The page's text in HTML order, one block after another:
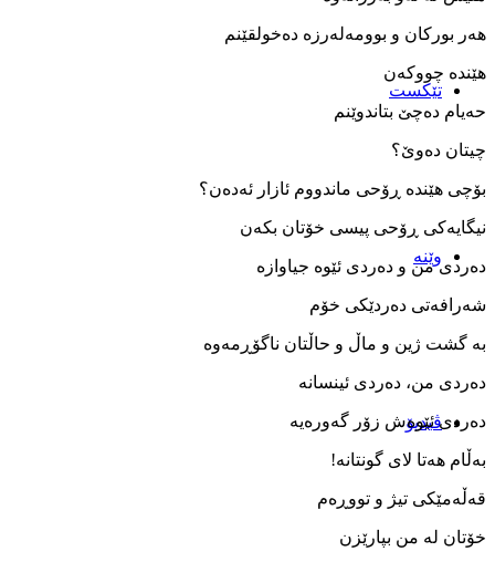
تێکست
وێنه‌
ڤیدیۆ
هه‌ر بورکان و بوومه‌له‌رزه‌ ده‌خولقێنم
هێنده ‌چووکه‌ن
حه‌یام ده‌چێ بتاندوێنم
چیتان ده‌وێ؟
بۆچی هێنده ‌ڕۆحی ماندووم ئازار ئه‌ده‌ن؟
نیگایه‌کی ڕۆحی پیسی خۆتان بکه‌ن
ده‌ردی من و ده‌ردی ئێوه ‌جیاوازه
شه‌رافه‌تی ده‌ردێکی خۆم
به ‌گشت ژین و ماڵ و حاڵتان ناگۆڕمه‌وه
ده‌ردی من، ده‌ردی ئینسانه
ده‌ردی ئێوه‌ش زۆر گه‌وره‌یه
به‌ڵام هه‌تا لای گونتانه!
قه‌ڵه‌مێکی تیژ و تووڕە‌م
خۆتان له‌ من بپارێزن